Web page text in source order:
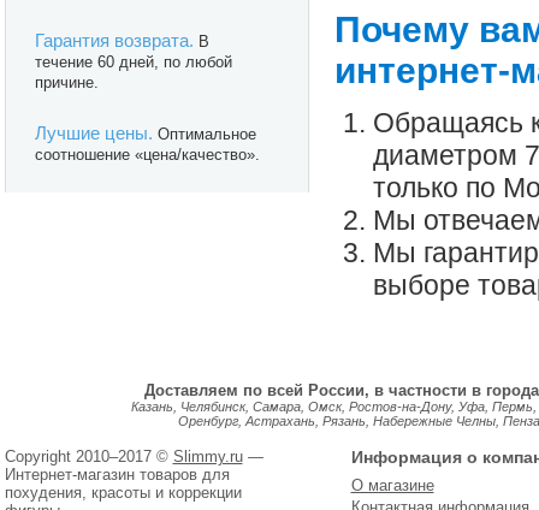
Почему
интернет-
Обращаясь
диаметром
только по
Мы
Мы
выборе
Гарантия возврата. В
течение 60 дней, по любой
причине.
Лучшие цены. Оптимальное
соотношение «цена/качество».
Доставляем по всей России, в частности в
Казань, Челябинск, Самара, Омск, Ростов-на-Дону, Уфа,
Оренбург, Астрахань, Рязань, Набережные Челны,
Copyright 2010–2017 © Slimmy.ru—
Интернет-магазин товаров для
похудения, красоты и коррекции
Информация о
О магазине